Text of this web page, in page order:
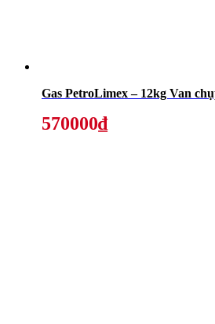
Gas PetroLimex – 12kg Van
570000₫